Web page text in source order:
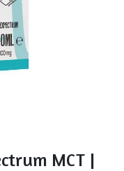
MCT |